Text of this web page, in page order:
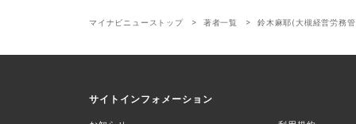
マイナビニューストップ 著者一覧 鈴木麻耶(大槻経営労務
サイトインフォメーション